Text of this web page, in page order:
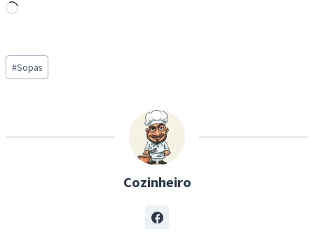
L
d
i
…
Post
Tags:
#Sopas
Cozinheiro